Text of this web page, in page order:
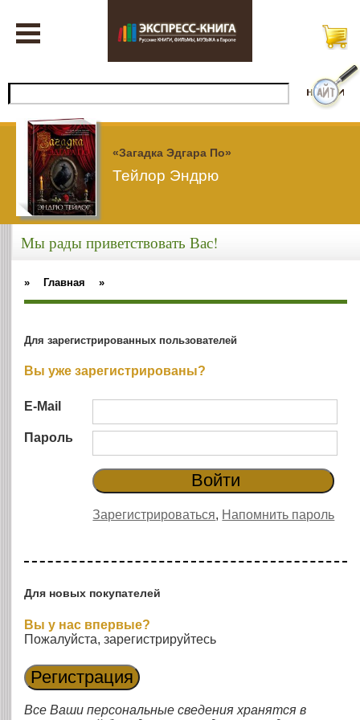
«Загадка Эдгара По»
Тейлор Эндрю
Мы рады приветствовать Вас!
» Главная »
Для зарегистрированных пользователей
Вы уже зарегистрированы?
E-Mail
Пароль
Зарегистрироваться, Напомнить пароль
Для новых покупателей
Вы у нас впервые?
Пожалуйста, зарегистрируйтесь
Все Ваши персональные сведения хранятся в